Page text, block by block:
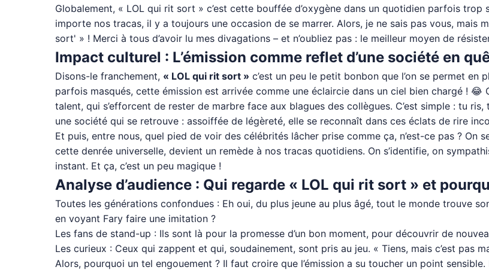
Globalement, « LOL qui rit sort » c’est cette bouffée d’oxygène dans un quotidien parfois trop
importe nos tracas, il y a toujours une occasion de se marrer. Alors, je ne sais pas vous, mais
sort' » ! Merci à tous d’avoir lu mes divagations – et n’oubliez pas : le meilleur moyen de
Impact culturel : L’émission comme reflet d’une société en
Disons-le franchement, « LOL qui rit sort » c’est un peu le petit bonbon que l’on se permet en
parfois masqués, cette émission est arrivée comme une éclaircie dans un ciel bien chargé !
talent, qui s’efforcent de rester de marbre face aux blagues des collègues. C’est simple : tu
une société qui se retrouve : assoiffée de légèreté, elle se reconnaît dans ces éclats de rire
Et puis, entre nous, quel pied de voir des célébrités lâcher prise comme ça, n’est-ce pas ? On
cette denrée universelle, devient un remède à nos tracas quotidiens. On s’identifie, on
instant. Et ça, c’est un peu magique !
Analyse d’audience : Qui regarde « LOL qui rit sort » et
Toutes les générations confondues : Eh oui, du plus jeune au plus âgé, tout le monde trouve
en voyant Fary faire une imitation ?
Les fans de stand-up : Ils sont là pour la promesse d’un bon moment, pour découvrir de
Les curieux : Ceux qui zappent et qui, soudainement, sont pris au jeu. « Tiens, mais c’est pas
Alors, pourquoi un tel engouement ? Il faut croire que l’émission a su toucher un point